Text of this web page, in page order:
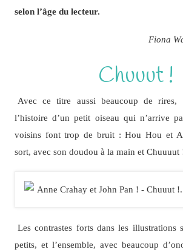
selon l’âge du lecteur.
Fiona
Chuuut !
Avec ce titre aussi beaucoup de rires,
l’histoire d’un petit oiseau qui n’arrive
voisins font trop de bruit : Hou Hou et
sort, avec son doudou à la main et Chuuuut
Les contrastes forts dans les illustrations
petits, et l’ensemble, avec beaucoup